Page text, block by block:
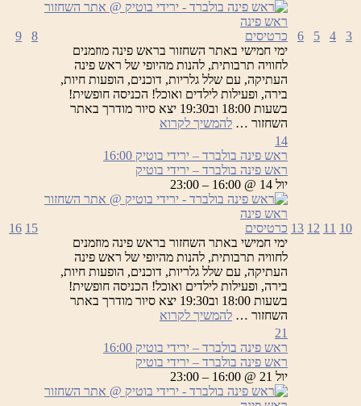
3
4
5
6
כרטיסים
ימי חמישי באתר השחזור בראש פינה מוזמנים
לחוויה תרבותית, להנות מהיופי של ראש פינה
העתיקה, עם שלל גלריות, דוכנים, הופעות חיות,
בירה, ופעילות לילדים ואוכל! הכניסה חופשית!
בשעות 18:00 וב19:30 יצא סיור מודרך באתר
השחזור … להמשיך לקרוא
בולברד
–
ירידי
בוטיק
8
9
10
11
12
13
14
ראש פינה בולברד – ירידי בוטיק 16:00
ראש פינה בולברד – ירידי בוטיק
יול 14 @ 16:00 – 23:00
כרטיסים
ימי חמישי באתר השחזור בראש פינה מוזמנים
לחוויה תרבותית, להנות מהיופי של ראש פינה
העתיקה, עם שלל גלריות, דוכנים, הופעות חיות,
בירה, ופעילות לילדים ואוכל! הכניסה חופשית!
בשעות 18:00 וב19:30 יצא סיור מודרך באתר
השחזור … להמשיך לקרוא
בולברד
–
ירידי
בוטיק
15
16
21
ראש פינה בולברד – ירידי בוטיק 16:00
ראש פינה בולברד – ירידי בוטיק
יול 21 @ 16:00 – 23:00